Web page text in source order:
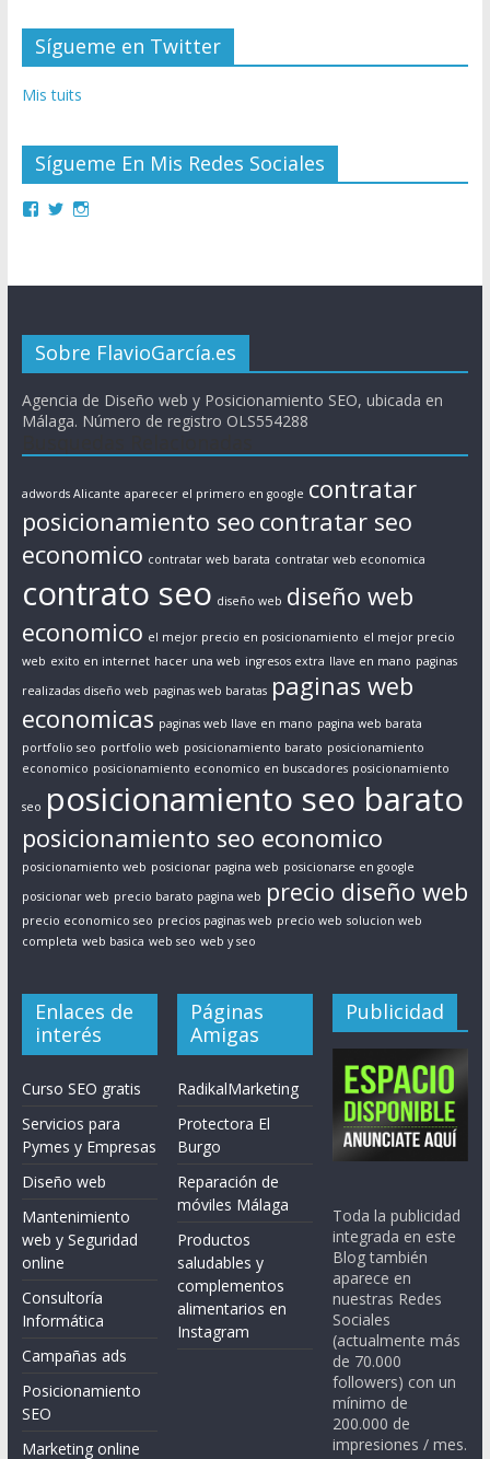
Sígueme en Twitter
Mis tuits
Sígueme En Mis Redes Sociales
Sobre FlavioGarcía.es
Agencia de Diseño web y Posicionamiento SEO, ubicada en
Málaga. Número de registro OLS554288
adwords Alicante aparecer el primero en google contratar
posicionamiento seo contratar seo
economico contratar web barata contratar web economica
contrato seo diseño web diseño web
economico el mejor precio en posicionamiento el mejor precio
web exito en internet hacer una web ingresos extra llave en mano paginas
realizadas diseño web paginas web baratas paginas web
economicas paginas web llave en mano pagina web barata
portfolio seo portfolio web posicionamiento barato posicionamiento
economico posicionamiento economico en buscadores posicionamiento
seo posicionamiento seo barato
posicionamiento seo economico
posicionamiento web posicionar pagina web posicionarse en google
posicionar web precio barato pagina web precio diseño web
precio economico seo precios paginas web precio web solucion web
completa web basica web seo web y seo
Enlaces de
interés
Curso SEO gratis
Servicios para
Pymes y Empresas
Diseño web
Mantenimiento
web y Seguridad
online
Consultoría
Informática
Campañas ads
Posicionamiento
SEO
Marketing online
Páginas
Amigas
RadikalMarketing
Protectora El
Burgo
Reparación de
móviles Málaga
Productos
saludables y
complementos
alimentarios en
Instagram
Publicidad
Toda la publicidad
integrada en este
Blog también
aparece en
nuestras Redes
Sociales
(actualmente más
de 70.000
followers) con un
mínimo de
200.000 de
impresiones / mes.